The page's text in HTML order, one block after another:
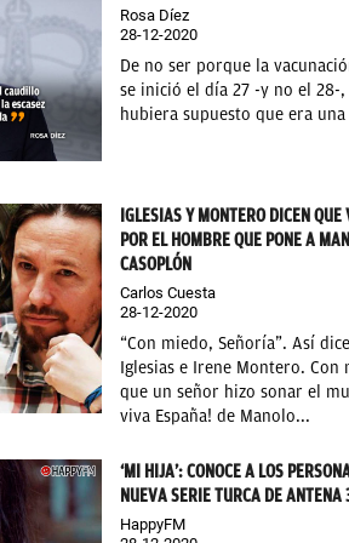
Rosa Díez
28-12-2020
De no ser porque la
se inició el día 27 -y no el 28-
hubiera supuesto que era
IGLESIAS Y MONTERO DICEN
POR EL HOMBRE QUE PONE A
CASOPLÓN
Carlos Cuesta
28-12-2020
“Con miedo, Señoría”. Así
Iglesias e Irene Montero.
que un señor hizo sonar el
viva España! de Manolo...
‘MI HIJA’: CONOCE A LOS
NUEVA SERIE TURCA DE ANTENA
HappyFM